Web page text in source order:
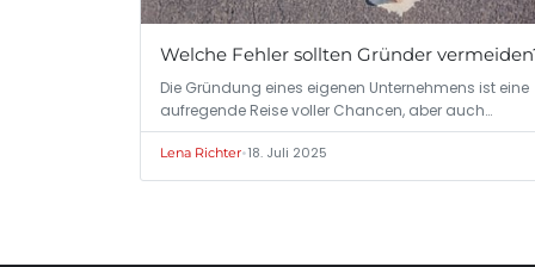
Welche Fehler sollten Gründer
Die Gründung eines eigenen Unternehmens ist eine
aufregende Reise voller Chancen, aber auch…
Lena Richter•18. Juli 2025